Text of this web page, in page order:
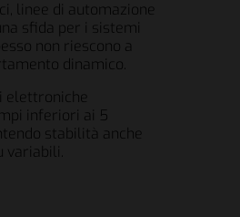
linee di automazione
sfida per i sistemi
non riescono a
dinamico.
elettroniche
inferiori ai 5
stabilità anche
variabili.